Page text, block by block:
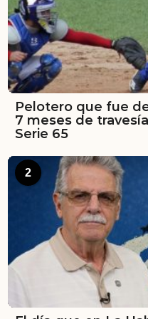
Pelotero que fue
7 meses de
Serie 65
2